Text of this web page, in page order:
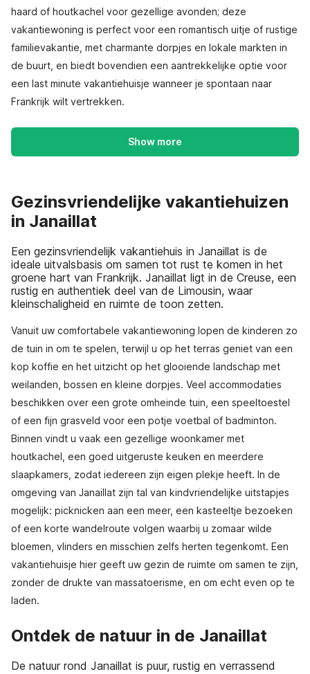
haard of houtkachel voor gezellige avonden; deze
vakantiewoning is perfect voor een romantisch uitje of rustige
familievakantie, met charmante dorpjes en lokale markten in
de buurt, en biedt bovendien een aantrekkelijke optie voor
een last minute vakantiehuisje wanneer je spontaan naar
Frankrijk wilt vertrekken.
Show more
Gezinsvriendelijke vakantiehuizen
in Janaillat
Een gezinsvriendelijk vakantiehuis in Janaillat is de
ideale uitvalsbasis om samen tot rust te komen in het
groene hart van Frankrijk. Janaillat ligt in de Creuse, een
rustig en authentiek deel van de Limousin, waar
kleinschaligheid en ruimte de toon zetten.
Vanuit uw comfortabele vakantiewoning lopen de kinderen zo
de tuin in om te spelen, terwijl u op het terras geniet van een
kop koffie en het uitzicht op het glooiende landschap met
weilanden, bossen en kleine dorpjes. Veel accommodaties
beschikken over een grote omheinde tuin, een speeltoestel
of een fijn grasveld voor een potje voetbal of badminton.
Binnen vindt u vaak een gezellige woonkamer met
houtkachel, een goed uitgeruste keuken en meerdere
slaapkamers, zodat iedereen zijn eigen plekje heeft. In de
omgeving van Janaillat zijn tal van kindvriendelijke uitstapjes
mogelijk: picknicken aan een meer, een kasteeltje bezoeken
of een korte wandelroute volgen waarbij u zomaar wilde
bloemen, vlinders en misschien zelfs herten tegenkomt. Een
vakantiehuisje hier geeft uw gezin de ruimte om samen te zijn,
zonder de drukte van massatoerisme, en om echt even op te
laden.
Ontdek de natuur in de Janaillat
De natuur rond Janaillat is puur, rustig en verrassend